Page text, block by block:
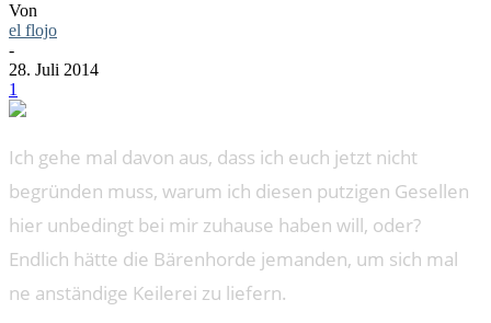
Von
el flojo
-
28. Juli 2014
1
Ich gehe mal davon aus, dass ich euch jetzt nicht
begründen muss, warum ich diesen putzigen Gesellen
hier unbedingt bei mir zuhause haben will, oder?
Endlich hätte die Bärenhorde jemanden, um sich mal
ne anständige Keilerei zu liefern.